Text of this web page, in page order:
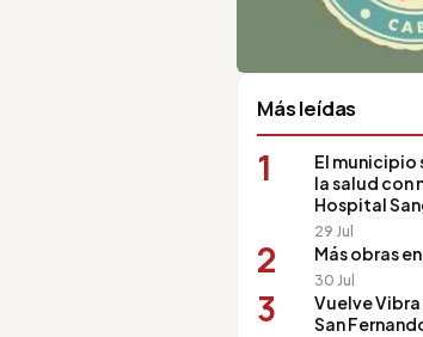
Más leídas
1
El
la salud con
Hospital
29 Jul
2 Más obras
30 Jul
3
Vuelve
San